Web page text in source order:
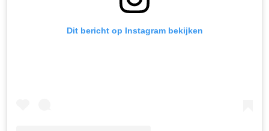
Dit bericht op Instagram bekijken